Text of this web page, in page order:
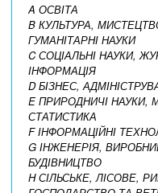
A ОСВІТА
B КУЛЬТУРА,
ГУМАНІТАРНІ НАУКИ
C СОЦІАЛЬНІ НАУКИ,
ІНФОРМАЦІЯ
D БІЗНЕС,
E ПРИРОДНИЧІ НАУКИ,
СТАТИСТИКА
F ІНФОРМАЦІЙНІ
G ІНЖЕНЕРІЯ,
БУДІВНИЦТВО
H СІЛЬСЬКЕ, ЛІСОВЕ,